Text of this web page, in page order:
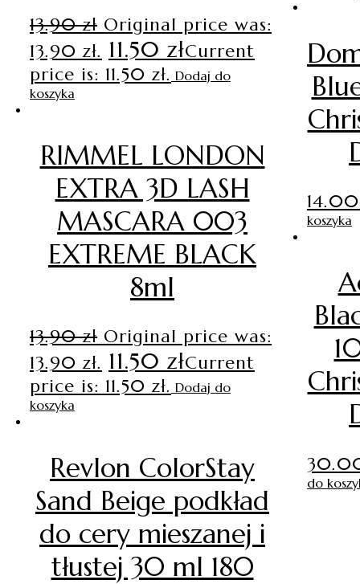
13.90zł Original price was:
13.90 zł. 11.50 złCurrent
price is: 11.50 zł. Dodaj do
koszyka
RIMMEL LONDON
EXTRA 3D LASH
MASCARA 003
EXTREME BLACK
8ml
13.90zł Original price was:
13.90 zł. 11.50 złCurrent
price is: 11.50 zł. Dodaj do
koszyka
Revlon ColorStay
Sand Beige podkład
do cery mieszanej i
tłustej 30 ml 180
koszyka
do